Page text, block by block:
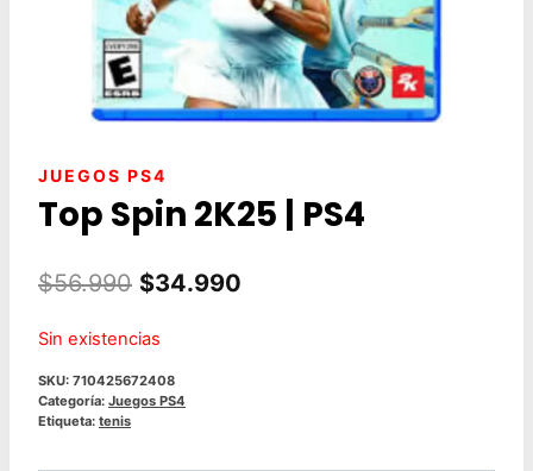
JUEGOS PS4
Top Spin 2K25 | PS4
$56.990 El
era:
$34.990
Sin existencias
SKU: 710425672408
Categoría: Juegos PS4
Etiqueta: tenis